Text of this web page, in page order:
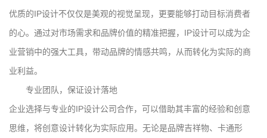
优质的IP设计不仅仅是美观的视觉呈现，更要能够打动目标消费者
的心。通过对市场需求和品牌价值的精准把握，IP设计可以成为企
业营销中的强大工具，带动品牌的情感共鸣，从而转化为实际的商
业利益。
专业团队，保证设计落地
企业选择与专业的IP设计公司合作，可以借助其丰富的经验和创意
思维，将创意设计转化为实际应用。无论是品牌吉祥物、卡通形